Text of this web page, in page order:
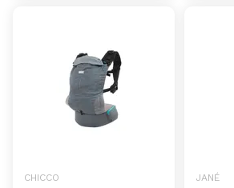
CHICCO JANÉ